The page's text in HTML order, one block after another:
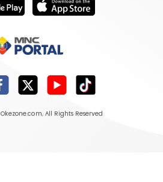
Okezone.com, All Rights Reserved